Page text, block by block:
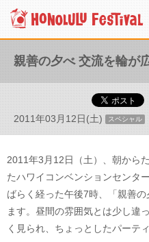
親善の夕べ 交流を輪が
2011年03月12日(土) スペシャル
2011年3月12日（土）、朝から
たハワイコンベンションセンタ
ばらく経った午後7時、「親善
ます。昼間の雰囲気とは少し違
く見られ、ちょっとしたパーテ